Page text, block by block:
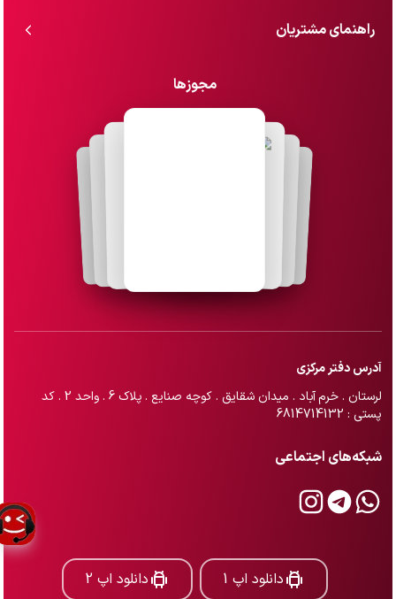
راهنمای مشتریان
مجوزها
آدرس دفتر مرکزی
لرستان . خرم آباد . میدان شقایق . کوچه صنایع . پلاک 6 . واحد 2 . کد
پستی : 6814714132
شبکه‌های اجتماعی
دانلود اپ 1 دانلود اپ 2